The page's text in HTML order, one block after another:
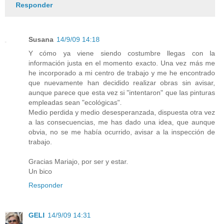
Responder
Susana 14/9/09 14:18
Y cómo ya viene siendo costumbre llegas con la
información justa en el momento exacto. Una vez más me
he incorporado a mi centro de trabajo y me he encontrado
que nuevamente han decidido realizar obras sin avisar,
aunque parece que esta vez si "intentaron" que las pinturas
empleadas sean "ecológicas".
Medio perdida y medio desesperanzada, dispuesta otra vez
a las consecuencias, me has dado una idea, que aunque
obvia, no se me había ocurrido, avisar a la inspección de
trabajo.
Gracias Mariajo, por ser y estar.
Un bico
Responder
GELI 14/9/09 14:31